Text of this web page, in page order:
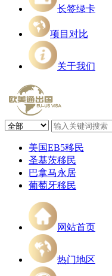
长签绿卡
项目对比
关于我们
美国EB5移民
圣基茨移民
巴拿马永居
葡萄牙移民
网站首页
热门地区